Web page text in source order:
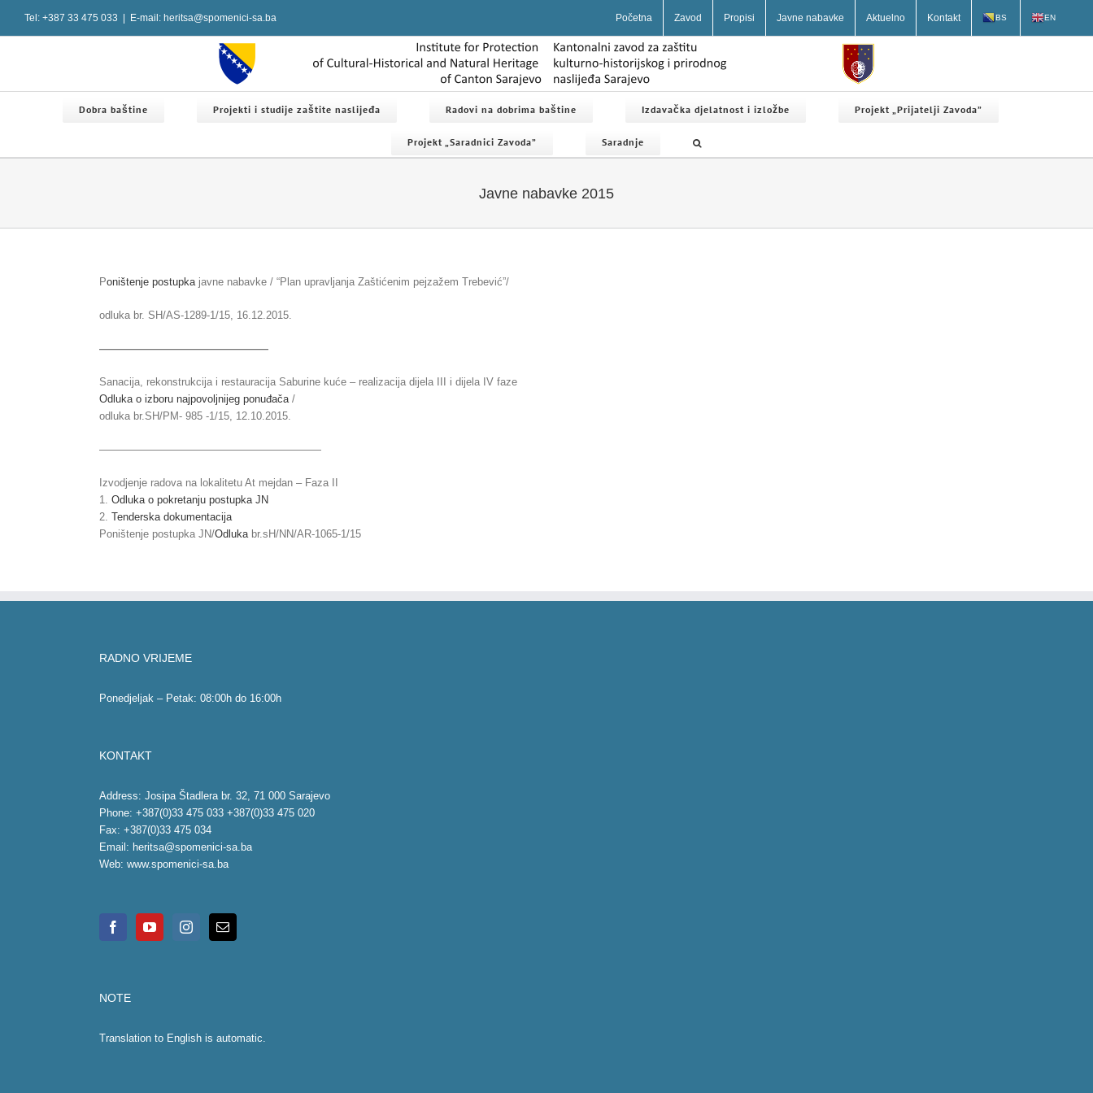
Tel: +387 33 475 033 E-mail: heritsa@spomenici-sa.ba Početna Zavod Propisi Javne nabavke Aktuelno Kontakt BS EN
Dobra baštine Projekti i studije zaštite naslijeđa Radovi na dobrima baštine Izdavačka djelatnost i izložbe Projekt „Prijatelji Zavoda”
Projekt „Saradnici Zavoda” Saradnje
Javne nabavke 2015
Poništenje postupkajavne nabavke / “Plan upravljanja Zaštićenim pejzažem Trebević”/
odluka br. SH/AS-1289-1/15, 16.12.2015.
————————————————
Sanacija, rekonstrukcija i restauracija Saburine kuće – realizacija dijela III i dijela IV faze
Odluka o izboru najpovoljnijeg ponuđača/
odluka br.SH/PM- 985 -1/15, 12.10.2015.
—————————————————————
Izvodjenje radova na lokalitetu At mejdan – Faza II
1. Odluka o pokretanju postupka JN
2. Tenderska dokumentacija
Poništenje postupka JN/Odlukabr.sH/NN/AR-1065-1/15
RADNO VRIJEME
Ponedjeljak – Petak: 08:00h do 16:00h
KONTAKT
Address: Josipa Štadlera br. 32, 71 000 Sarajevo
Phone: +387(0)33 475 033 +387(0)33 475 020
Fax: +387(0)33 475 034
Email: heritsa@spomenici-sa.ba
Web: www.spomenici-sa.ba
NOTE
Translation to English is automatic.